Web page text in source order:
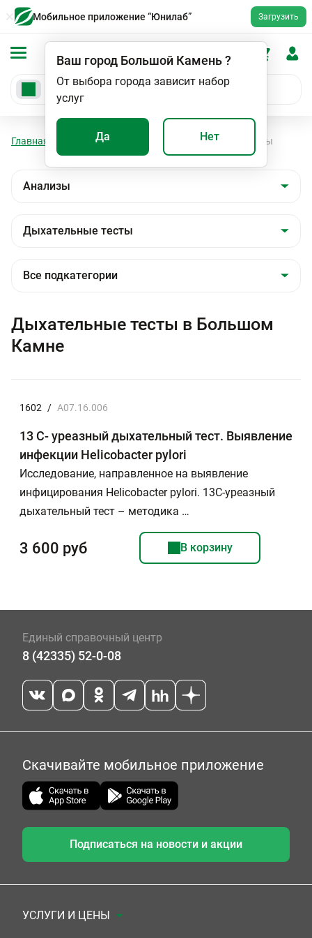
Мобильное приложение “Юнилаб” Загрузить
Ваш город Большой Камень?
От выбора города зависит набор
услуг
Да Нет
Главная Анализы Дыхательные тесты
Дыхательные тесты в Большом
Камне
1602 / A07.16.006
13 С- уреазный дыхательный тест. Выявление
инфекции Helicobacter pylori
Исследование, направленное на выявление
инфицирования Helicobacter pylori. 13С-уреазный
дыхательный тест – методика …
3 600 руб В корзину
Единый справочный центр
8 (42335) 52-0-08
Скачивайте мобильное приложение
Подписаться на новости и акции
УСЛУГИ И ЦЕНЫ